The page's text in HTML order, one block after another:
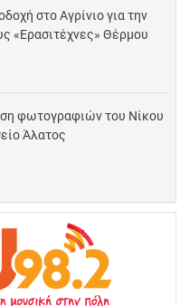
στο Αγρίνιο για την
«Ερασιτέχνες» Θέρμου
φωτογραφιών του Νίκου
Άλατος